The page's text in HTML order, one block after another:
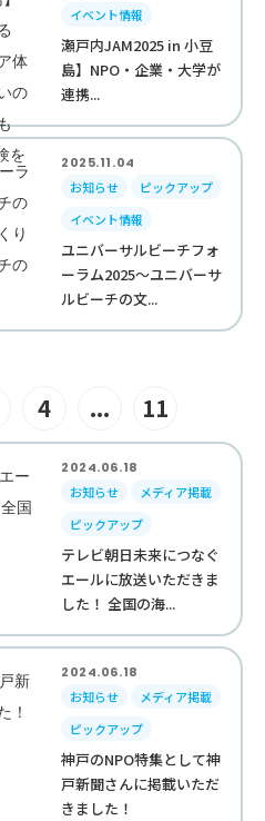
イベント情報
瀬戸内JAM2025 in 小豆
島】NPO・企業・大学が
連携...
2025.11.04
お知らせ
ピックアップ
イベント情報
ユニバーサルビーチフォ
ーラム2025～ユニバーサ
ルビーチの文...
4 ... 11
2024.06.18
お知らせ
メディア掲載
ピックアップ
テレビ朝日未来につなぐ
エールに放送いただきま
した！ 全国の海...
2024.06.18
お知らせ
メディア掲載
ピックアップ
神戸のNPO特集として神
戸新聞さんに掲載いただ
きました！